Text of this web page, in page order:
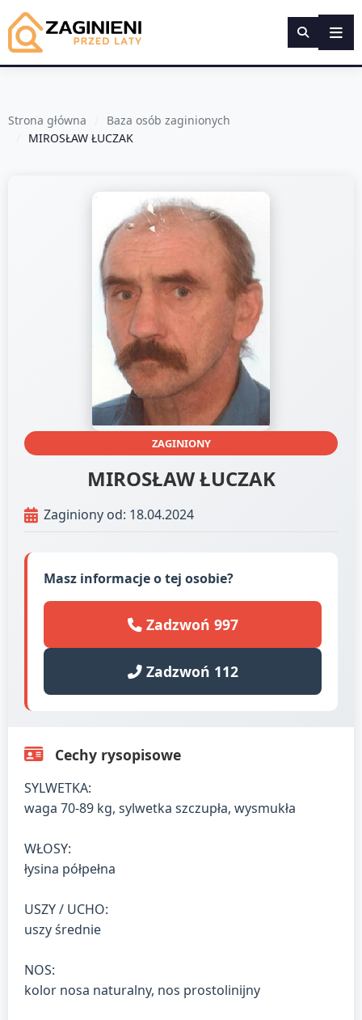
Strona główna
Baza osób zaginionych
MIROSŁAW ŁUCZAK
ZAGINIONY
MIROSŁAW ŁUCZAK
Zaginiony od: 18.04.2024
Masz informacje o tej osobie?
Zadzwoń 997
Zadzwoń 112
Cechy rysopisowe
SYLWETKA:
waga 70-89 kg, sylwetka szczupła, wysmukła
WŁOSY:
łysina półpełna
USZY / UCHO:
uszy średnie
NOS:
kolor nosa naturalny, nos prostolinijny